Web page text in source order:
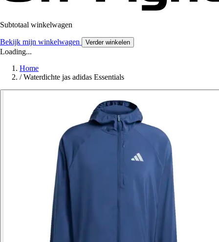
Subtotaal winkelwagen
Bekijk mijn winkelwagen Verder winkelen
Loading...
Home
/ Waterdichte jas adidas Essentials